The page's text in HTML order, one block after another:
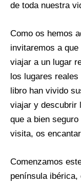
de toda nuestra
Como os hemos
invitaremos a
viajar a un lugar
los lugares
libro han vivido
viajar y descubrir
que a bien
visita, os
Comenzamos
península ibérica,